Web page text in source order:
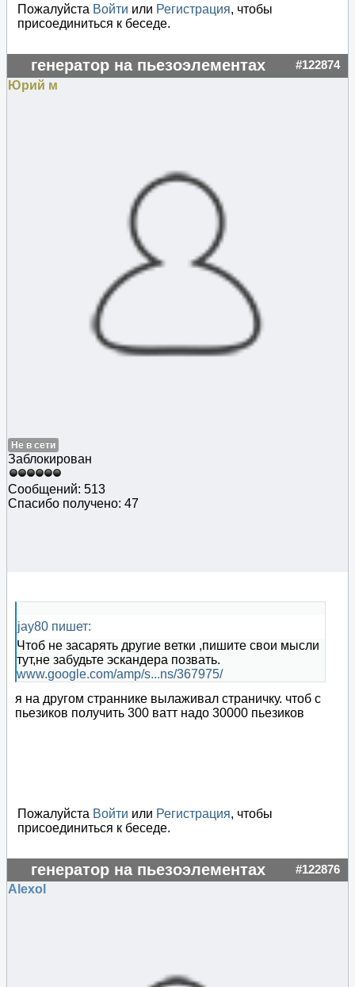
Пожалуйста Войти или Регистрация, чтобы
присоединиться к беседе.
генератор на пьезоэлементах #122874
Юрий м
Не в сети
Заблокирован
Сообщений: 513
Спасибо получено: 47
jay80 пишет:
Чтоб не засарять другие ветки ,пишите свои мысли
тут,не забудьте эскандера позвать.
www.google.com/amp/s...ns/367975/
я на другом страннике вылаживал страничку. чтоб с
пьезиков получить 300 ватт надо 30000 пьезиков
Пожалуйста Войти или Регистрация, чтобы
присоединиться к беседе.
генератор на пьезоэлементах #122876
Alexol